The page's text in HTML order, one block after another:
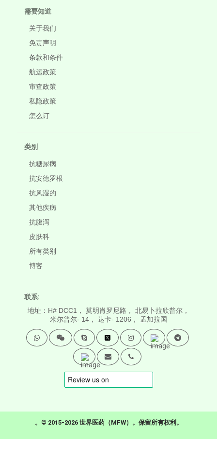
需要知道
关于我们
免责声明
条款和条件
航运政策
审查政策
私隐政策
怎么订
类别
抗糖尿病
抗安德罗根
抗风湿的
其他疾病
抗腹泻
皮肤科
所有类别
博客
联系:
地址：H# DCC1， 莫明肖罗尼路， 北易卜拉欣普尔，
米尔普尔- 14， 达卡- 1206， 孟加拉国
。© 2015-2026 世界医药（MFW）。保留所有权利。